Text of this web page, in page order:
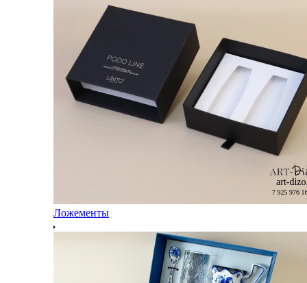
Ложементы